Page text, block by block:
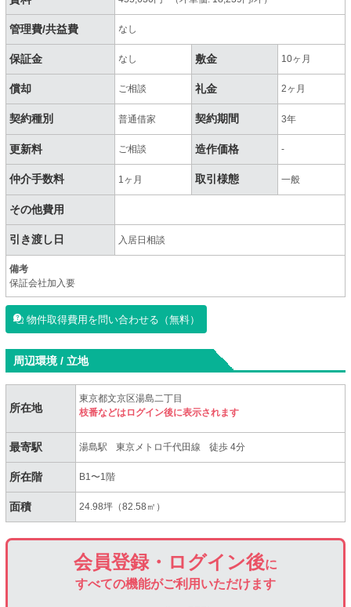
管理費/共益費 なし
保証金 なし 敷金 10ヶ月
償却 ご相談 礼金 2ヶ月
契約種別 普通借家 契約期間 3年
更新料 ご相談 造作価格 -
仲介手数料 1ヶ月 取引様態 一般
その他費用
引き渡し日 入居日相談
備考
保証会社加入要
物件取得費用を問い合わせる（無料）
周辺環境 / 立地
所在地
東京都文京区湯島二丁目
枝番などはログイン後に表示されます
最寄駅 湯島駅 東京メトロ千代田線 徒歩 4分
所在階 B1〜1階
面積 24.98坪（82.58㎡）
会員登録・ログイン後に
すべての機能がご利用いただけます